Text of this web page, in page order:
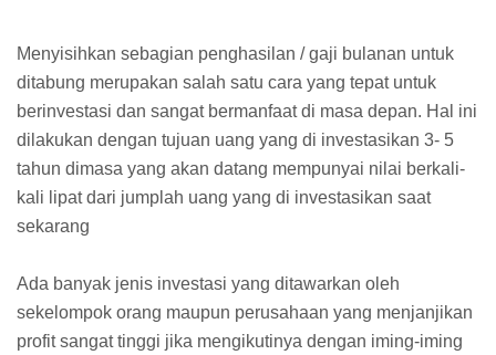
Menyisihkan sebagian penghasilan / gaji bulanan untuk
ditabung merupakan salah satu cara yang tepat untuk
berinvestasi dan sangat bermanfaat di masa depan. Hal ini
dilakukan dengan tujuan uang yang di investasikan 3- 5
tahun dimasa yang akan datang mempunyai nilai berkali-
kali lipat dari jumplah uang yang di investasikan saat
sekarang
Ada banyak jenis investasi yang ditawarkan oleh
sekelompok orang maupun perusahaan yang menjanjikan
profit sangat tinggi jika mengikutinya dengan iming-iming